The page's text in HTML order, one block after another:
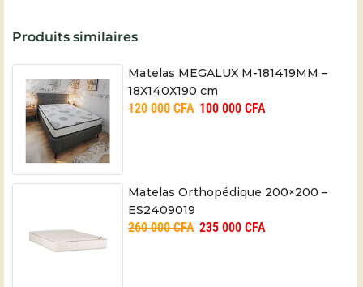
Produits similaires
Matelas MEGALUX M-181419MM –
18X140X190 cm
120 000CFA 100 000 CFA
Matelas Orthopédique 200×200 –
ES2409019
260 000CFA 235 000 CFA